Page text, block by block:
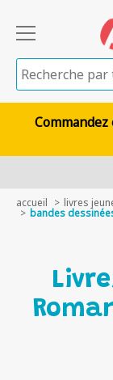
accueil livres
bandes